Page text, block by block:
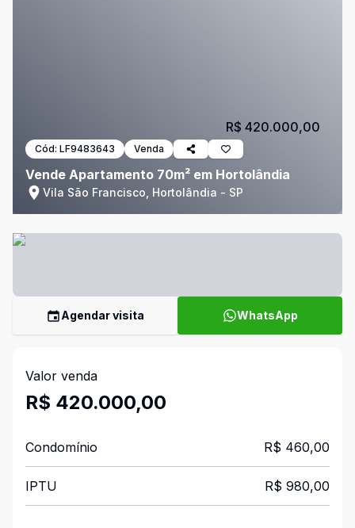
Cód: LF9483643 Venda
Vende Apartamento 70m² em Hortolândia
Vila São Francisco, Hortolândia - SP
R$ 420.000,00
Agendar visita WhatsApp
Valor venda
R$ 420.000,00
Condomínio R$ 460,00
IPTU R$ 980,00